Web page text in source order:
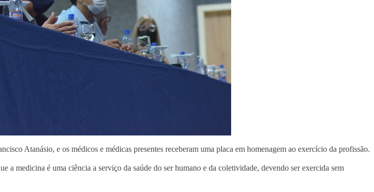
Atanásio, e os médicos e médicas presentes receberam uma placa em homenagem ao exercício da profissão.
a medicina é uma ciência a serviço da saúde do ser humano e da coletividade, devendo ser exercida sem